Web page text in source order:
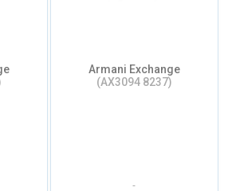
Armani Exchange
(AX3094 8237)